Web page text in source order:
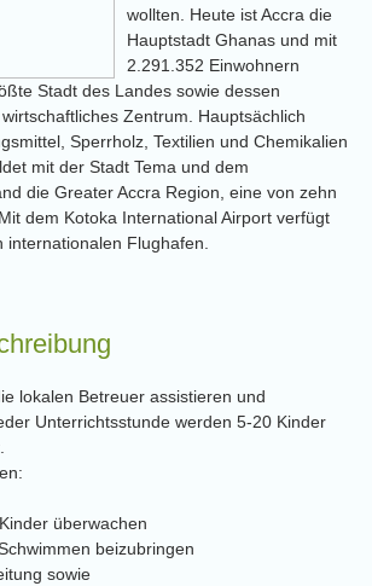
wollten. Heute ist Accra die
Hauptstadt Ghanas und mit
2.291.352 Einwohnern
Stadt des Landes sowie dessen
Zentrum. Hauptsächlich
Sperrholz, Textilien und Chemikalien
mit der Stadt Tema und dem
die Greater Accra Region, eine von zehn
dem Kotoka International Airport verfügt
Flughafen.
lokalen Betreuer assistieren und
Unterrichtsstunde werden 5-20 Kinder
überwachen
beizubringen
sowie